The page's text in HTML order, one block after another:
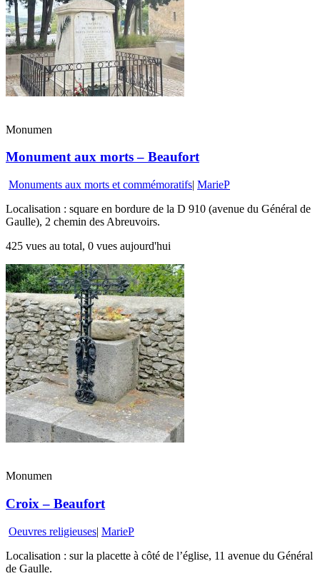
Monumen
Monument aux morts – Beaufort
Monuments aux morts et commémoratifs| MarieP
Localisation : square en bordure de la D 910 (avenue du Général de
Gaulle), 2 chemin des Abreuvoirs.
425 vues au total, 0 vues aujourd'hui
Monumen
Croix – Beaufort
Oeuvres religieuses| MarieP
Localisation : sur la placette à côté de l’église, 11 avenue du Général
de Gaulle.